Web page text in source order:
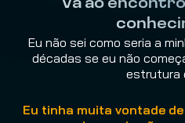
Vá ao
Eu não sei como seria a
décadas se eu não
estrutura
Eu tinha muita vontade